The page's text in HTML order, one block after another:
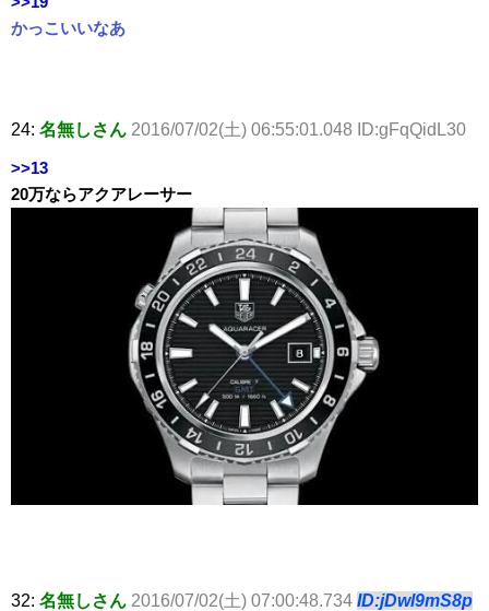
かっこいいなあ
24: 名無しさん 2016/07/02(土) 06:55:01.048 ID:gFqQidL30
>>13
20万ならアクアレーサー
32: 名無しさん 2016/07/02(土) 07:00:48.734 ID:jDwl9mS8p